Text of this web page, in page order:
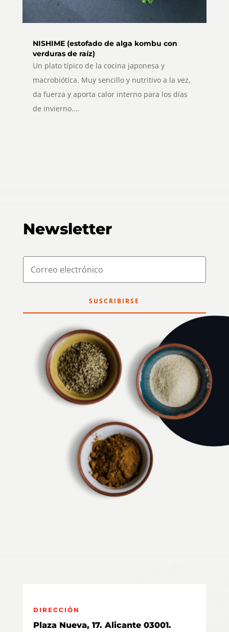
NISHIME (estofado de alga kombu con
verduras de raíz)
Un plato típico de la cocina japonesa y
macrobiótica. Muy sencillo y nutritivo a la vez,
da fuerza y aporta calor interno para los días
de invierno....
Newsletter
SUSCRIBIRSE
DIRECCIÓN
Plaza Nueva, 17. Alicante 03001.